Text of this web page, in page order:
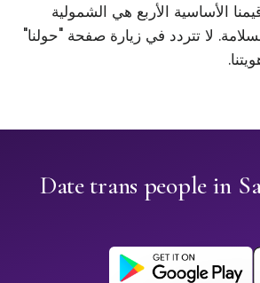
الأساسية الأربع هي الشمولية
لا تتردد في زيارة صفحة "حولنا"
Date trans people in